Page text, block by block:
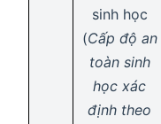
sinh học
(Cấp độ an
toàn sinh
học xác
định theo